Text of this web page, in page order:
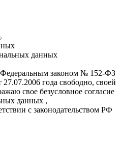
данных
Федеральным законом № 152-ФЗ
года свободно, своей
свое безусловное согласие
данных ,
с законодательством РФ